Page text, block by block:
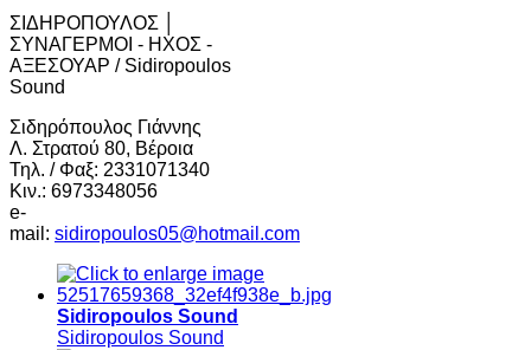
ΣΙΔΗΡΟΠΟΥΛΟΣ │
ΣΥΝΑΓΕΡΜΟΙ - ΗΧΟΣ -
ΑΞΕΣΟΥΑΡ / Sidiropoulos
Sound
Σιδηρόπουλος Γιάννης
Λ. Στρατού 80, Βέροια
Τηλ. / Φαξ: 2331071340
Κιν.: 6973348056
e-
mail: sidiropoulos05@hotmail.com
Sidiropoulos Sound
Sidiropoulos Sound